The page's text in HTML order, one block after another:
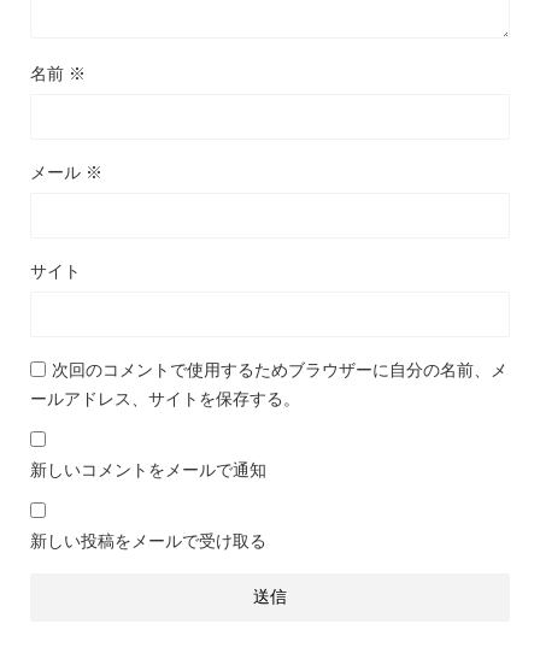
名前 ※
メール ※
サイト
次回のコメントで使用するためブラウザーに自分の名前、メ
ールアドレス、サイトを保存する。
新しいコメントをメールで通知
新しい投稿をメールで受け取る